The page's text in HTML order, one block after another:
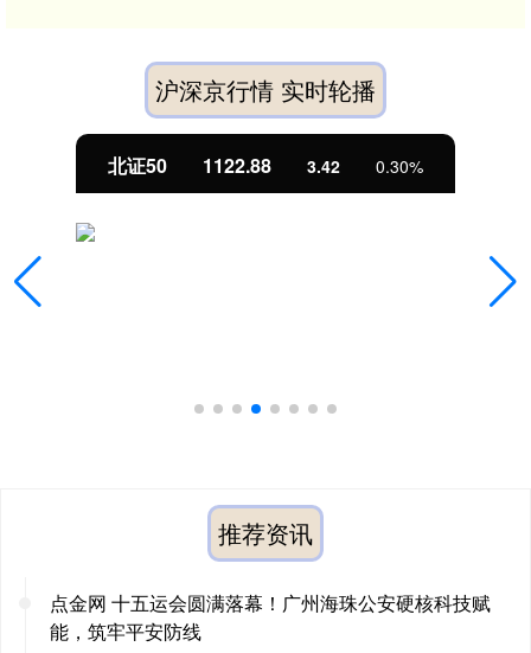
沪深京行情 实时轮播
北证50 1122.88 3.42 0.30%
推荐资讯
点金网 十五运会圆满落幕！广州海珠公安硬核科技赋
能，筑牢平安防线